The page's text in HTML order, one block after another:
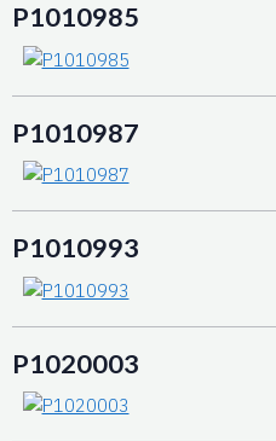
P1010985
P1010987
P1010993
P1020003